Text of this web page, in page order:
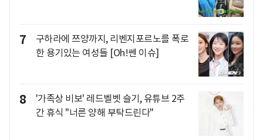
7
구하라에 쯔양까지, 리벤지포르노를 폭로
한 용기있는 여성들 [Oh!쎈 이슈]
8
'가족상 비보' 레드벨벳 슬기, 유튜브 2주
간 휴식 "너른 양해 부탁드린다"